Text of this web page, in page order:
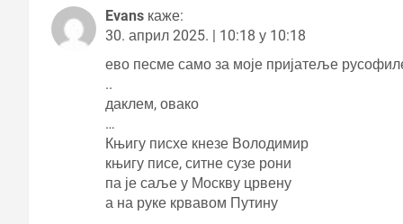
Evans каже:
30. април 2025. | 10:18 у 10:18
ево песме само за моје пријатеље
..
даклем, овако
…
Књигу писхе кнезе Володимир
књигу писе, ситне сузе рони
па је саље у Москву црвену
а на руке крвавом Путину